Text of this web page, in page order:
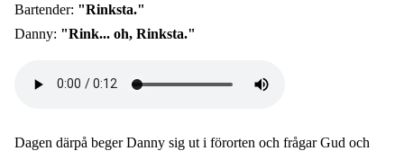
Bartender: "Rinksta."
Danny: "Rink... oh, Rinksta."
Dagen därpå beger Danny sig ut i förorten och frågar Gud och